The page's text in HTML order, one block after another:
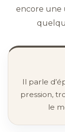
encore une
Il parle
pression,
le